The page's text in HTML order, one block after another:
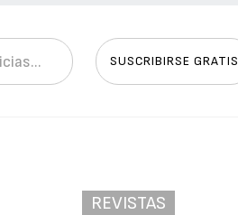
SUSCRIBIRSE GRATIS
REVISTAS